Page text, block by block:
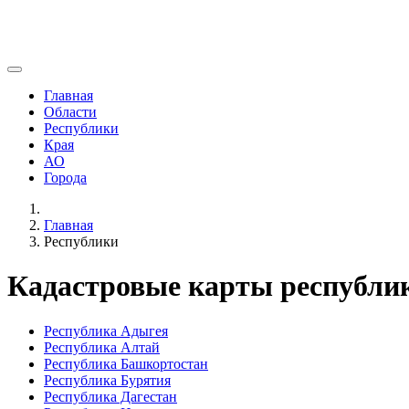
Главная
Области
Республики
Края
АО
Города
Главная
Республики
Кадастровые карты
Республика Адыгея
Республика Алтай
Республика Башкортостан
Республика Бурятия
Республика Дагестан